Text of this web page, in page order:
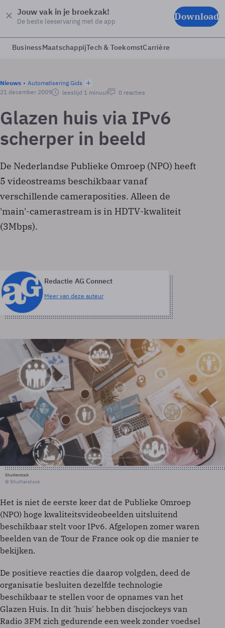
Jouw vak in je broekzak!
De beste leeservaring met de app Download
BusinessMaatschappijTech & ToekomstCarrière
Nieuws
Automatisering Gids
21 december 2009
leestijd 1 minuut 0 reacties
Glazen huis via IPv6
scherper in beeld
De Nederlandse Publieke Omroep (NPO) heeft
5 videostreams beschikbaar vanaf
verschillende cameraposities. Alleen de
'main'-camerastream is in HDTV-kwaliteit
(3Mbps).
Redactie AG Connect
Meer van deze auteur
Shutterstock
© Shutterstock
Het is niet de eerste keer dat de Publieke Omroep
(NPO) hoge kwaliteitsvideobeelden uitsluitend
beschikbaar stelt voor IPv6. Afgelopen zomer waren
beelden van de Tour de France ook op die manier te
bekijken.
De positieve reacties die daarop volgden, deed de
organisatie besluiten dezelfde technologie
beschikbaar te stellen voor de opnames van het
Glazen Huis. In dit 'huis' hebben discjockeys van
Radio 3FM zich gedurende een week zonder voedsel